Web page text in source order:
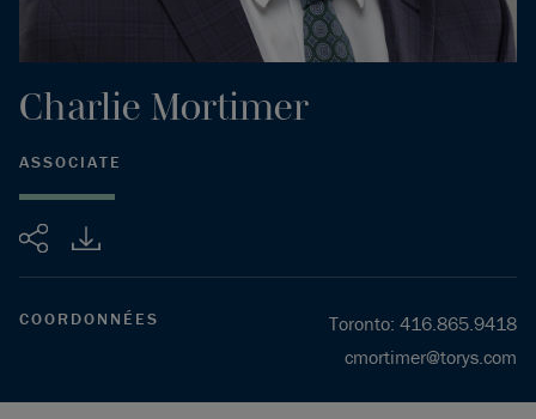
Partager
Charlie Mortimer
ASSOCIATE
COORDONNÉES Toronto: 416.865.9418
cmortimer@torys.com